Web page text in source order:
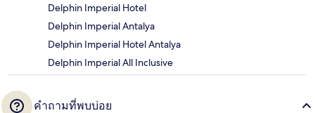
Delphin Imperial Hotel
Delphin Imperial Antalya
Delphin Imperial Hotel Antalya
Delphin Imperial All Inclusive
คำถามที่พบบ่อย